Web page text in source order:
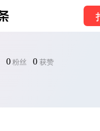
0 粉丝 0 获赞